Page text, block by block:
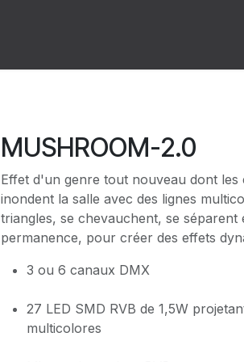
MUSHROOM-2.0
Effet d'un genre tout nouveau dont les
inondent la salle avec des lignes
triangles, se chevauchent, se
permanence, pour créer des effets
3 ou 6 canaux DMX
27 LED SMD RVB de 1,5W
multicolores